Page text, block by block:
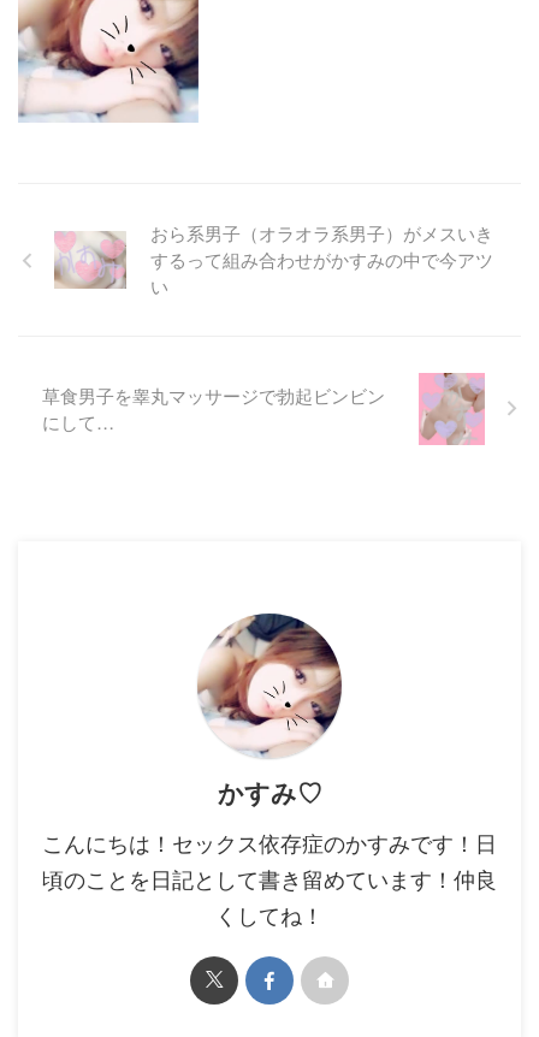
おら系男子（オラオラ系男子）がメスいき
するって組み合わせがかすみの中で今アツ
い
草食男子を睾丸マッサージで勃起ビンビン
にして…
かすみ♡
こんにちは！セックス依存症のかすみです！日
頃のことを日記として書き留めています！仲良
くしてね！